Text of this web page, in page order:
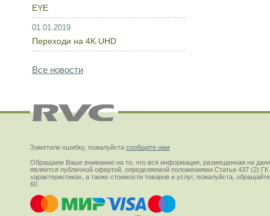
EYE
01.01.2019
Переходи на 4K UHD
Все новости
Заметили ошибку, пожалуйста сообщите нам
Обращаем Ваше внимание на то, что вся информация, размещенная на
является публичной офертой, определяемой положениями Статьи 437 (2)
характеристиках, а также стоимости товаров и услуг, пожалуйста,
60.